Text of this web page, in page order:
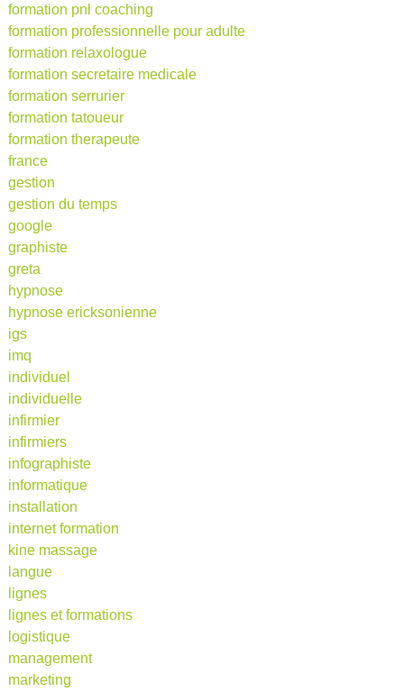
formation pnl coaching
formation professionnelle pour adulte
formation relaxologue
formation secretaire medicale
formation serrurier
formation tatoueur
formation therapeute
france
gestion
gestion du temps
google
graphiste
greta
hypnose
hypnose ericksonienne
igs
imq
individuel
individuelle
infirmier
infirmiers
infographiste
informatique
installation
internet formation
kine massage
langue
lignes
lignes et formations
logistique
management
marketing